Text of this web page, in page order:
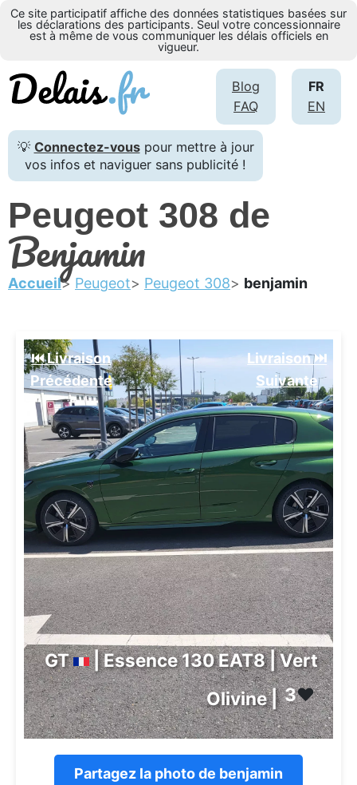
Ce site participatif affiche des données statistiques basées sur
les déclarations des participants. Seul votre concessionnaire
est à même de vous communiquer les délais officiels en
vigueur.
FR
EN
Blog
FAQ
💡 Connectez-vouspour mettre à jour
vos infos et naviguer sans publicité !
Peugeot 308 de
Benjamin
Accueil Peugeot Peugeot 308 benjamin
⏮️ Livraison
Précédente
Livraison ⏭️
Suivante️
GT
| Essence 130 EAT8 | Vert
Olivine |3❤️
Partagez la photo de benjamin